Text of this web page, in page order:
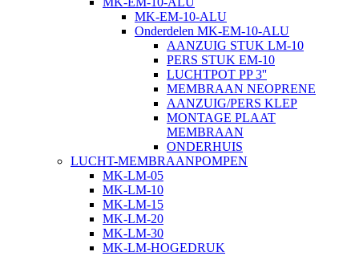
MK-EM-10-ALU
Onderdelen MK-EM-10-ALU
AANZUIG STUK LM-10
PERS STUK EM-10
LUCHTPOT PP 3''
MEMBRAAN NEOPRENE
AANZUIG/PERS KLEP
MONTAGE PLAAT
MEMBRAAN
ONDERHUIS
LUCHT-MEMBRAANPOMPEN
MK-LM-05
MK-LM-10
MK-LM-15
MK-LM-20
MK-LM-30
MK-LM-HOGEDRUK